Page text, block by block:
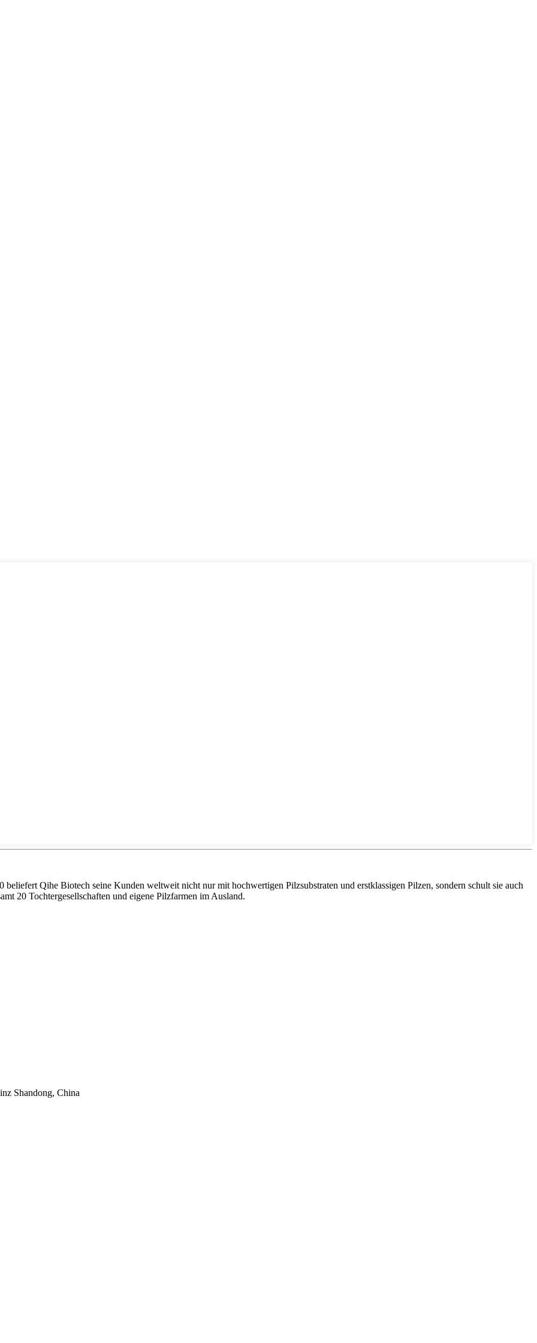
Qihe Biotech seine Kunden weltweit nicht nur mit hochwertigen Pilzsubstraten und erstklassigen Pilzen, sondern schult sie auch
20 Tochtergesellschaften und eigene Pilzfarmen im Ausland.
Shandong, China